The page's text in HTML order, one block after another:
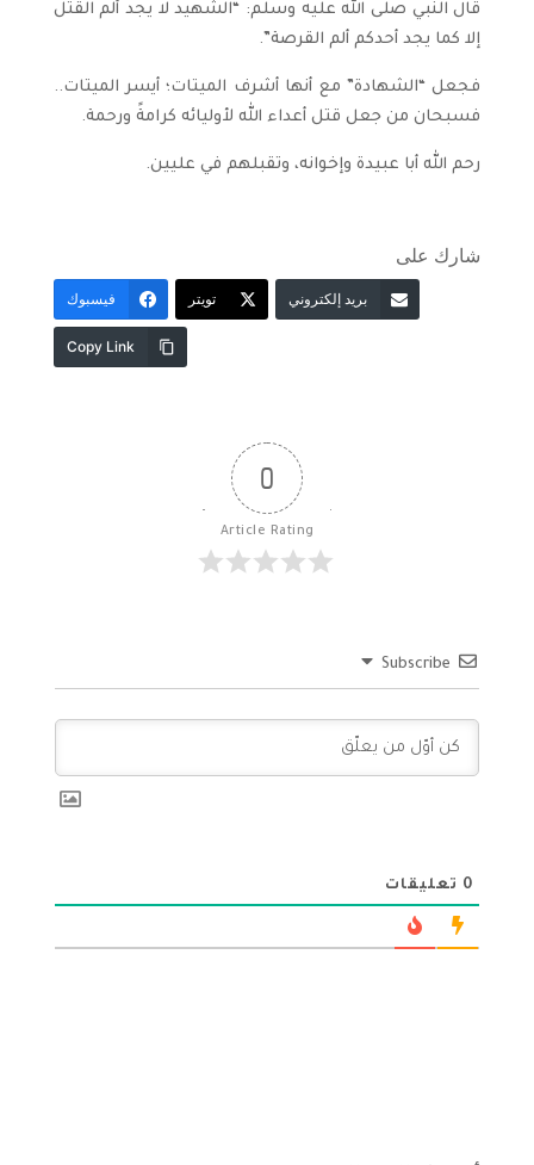
قال النبي صلى الله عليه وسلم: “الشهيد لا يجد ألم القتل
إلا كما يجد أحدكم ألم القرصة”.
فجعل “الشهادة” مع أنها أشرف الميتات؛ أيسر الميتات..
فسبحان من جعل قتل أعداء الله لأوليائه كرامةً ورحمة.
رحم الله أبا عبيدة وإخوانه، وتقبلهم في عليين.
شارك على
فيسبوك تويتر بريد إلكتروني
Copy Link
0
Article Rating
Subscribe
0 تعليقات